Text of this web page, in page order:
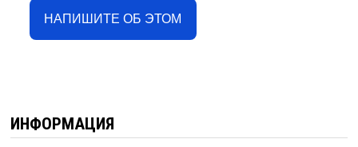
НАПИШИТЕ ОБ ЭТОМ
ИНФОРМАЦИЯ